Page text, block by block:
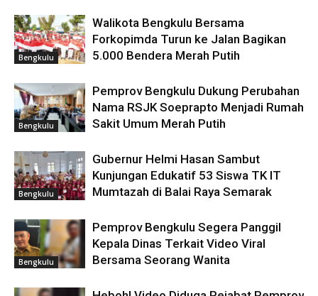
Bengkulu
Walikota Bengkulu Bersama
Forkopimda Turun ke Jalan Bagikan
5.000 Bendera Merah Putih
Bengkulu
Pemprov Bengkulu Dukung Perubahan
Nama RSJK Soeprapto Menjadi Rumah
Sakit Umum Merah Putih
Bengkulu
Gubernur Helmi Hasan Sambut
Kunjungan Edukatif 53 Siswa TK IT
Mumtazah di Balai Raya Semarak
Bengkulu
Pemprov Bengkulu Segera Panggil
Kepala Dinas Terkait Video Viral
Bersama Seorang Wanita